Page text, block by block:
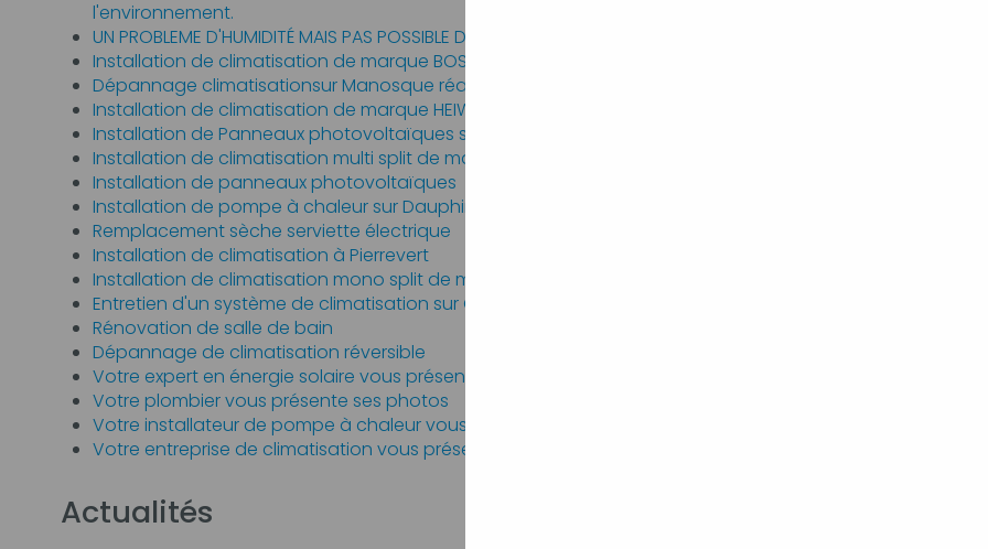
l'environnement.
UN PROBLEME D'HUMIDITÉ MAIS PAS POSSIBLE DE METTRE UNE VMC AVEC TOUTES LES GAINES VOICI LA
Installation de climatisation de marque BOSCH à Gréoux les bains
Dépannage climatisationsur Manosque réalisé par ClimPac Solutions
Installation de climatisation de marque HEIWA à Peipin
Installation de Panneaux photovoltaïques sur Villeneuve
Installation de climatisation multi split de marque HEIWA à Cereste
Installation de panneaux photovoltaïques
Installation de pompe à chaleur sur Dauphin
Remplacement sèche serviette électrique
Installation de climatisation à Pierrevert
Installation de climatisation mono split de marque MITSUBISHI à Volx
Entretien d'un système de climatisation sur Oraison
Rénovation de salle de bain
Dépannage de climatisation réversible
Votre expert en énergie solaire vous présente ses photos
Votre plombier vous présente ses photos
Votre installateur de pompe à chaleur vous présente ses photos
Votre entreprise de climatisation vous présente ses photos
Actualités